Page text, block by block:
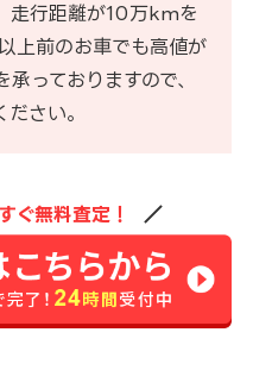
走行距離が10万kmを
上前のお車でも高値が
っておりますので、
さい。
ぐ無料査定！